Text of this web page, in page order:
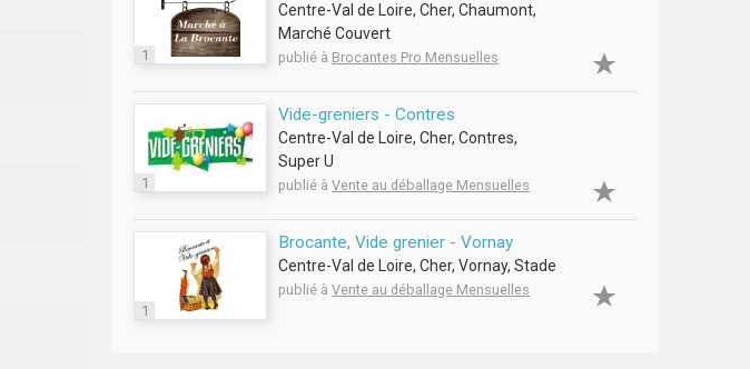
1
Centre-Val de Loire, Cher, Chaumont,
Marché Couvert
publié à Brocantes Pro Mensuelles
1
Vide-greniers - Contres
Centre-Val de Loire, Cher, Contres,
Super U
publié àVente au déballage Mensuelles
1
Brocante, Vide grenier - Vornay
Centre-Val de Loire, Cher, Vornay, Stade
publié àVente au déballage Mensuelles